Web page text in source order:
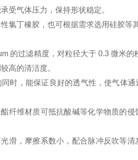
受气体压力，保持形状稳定。
氯丁橡胶，也可根据需求选用硅胶等
的过滤精度，对粒径大于 0.3 微米
高的清洁度。
时，能保证良好的透气性，使气体
酯纤维材质可抵抗酸碱等化学物质的
光滑，摩擦系数小，配合脉冲反吹等